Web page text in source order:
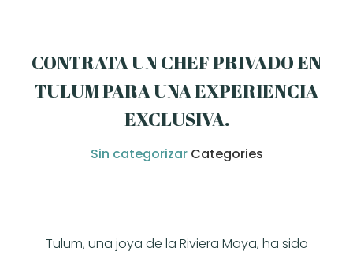
CONTRATA UN CHEF PRIVADO EN
TULUM PARA UNA EXPERIENCIA
EXCLUSIVA.
Sin categorizarCategories
Tulum, una joya de la Riviera Maya, ha sido